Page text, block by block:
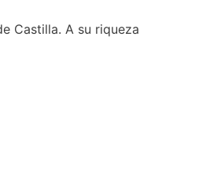
Castilla. A su riqueza